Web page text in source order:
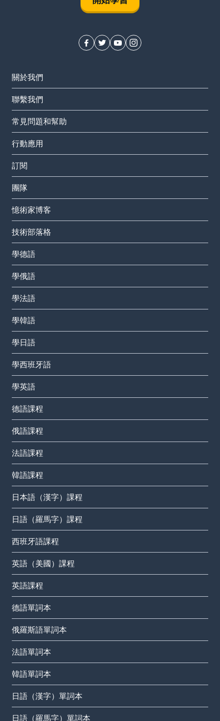
關於我們
聯繫我們
常見問題和幫助
行動應用
訂閱
團隊
憶術家博客
技術部落格
學德語
學俄語
學法語
學韓語
學日語
學西班牙語
學英語
德語課程
俄語課程
法語課程
韓語課程
日本語（漢字）課程
日語（羅馬字）課程
西班牙語課程
英語（美國）課程
英語課程
德語單詞本
俄羅斯語單詞本
法語單詞本
韓語單詞本
日語（漢字）單詞本
日語（羅馬字）單詞本